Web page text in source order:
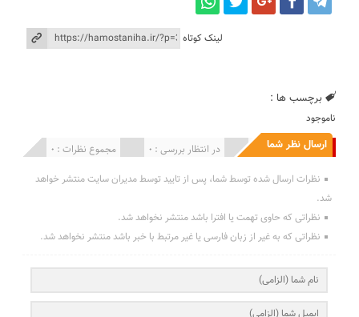
لینک کوتاه
برچسب ها :
ناموجود
ارسال نظر شما مجموع نظرات : 0 در انتظار بررسی : 0 انتشار یافته : 0
نظرات ارسال شده توسط شما، پس از تایید توسط مدیران سایت منتشر خواهد
شد.
نظراتی که حاوی تهمت یا افترا باشد منتشر نخواهد شد.
نظراتی که به غیر از زبان فارسی یا غیر مرتبط با خبر باشد منتشر نخواهد شد.